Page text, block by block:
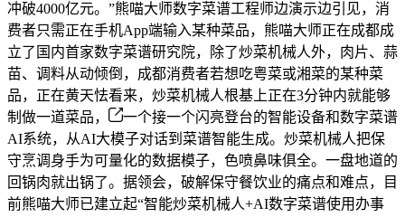
冲破4000亿元。”熊喵大师数字菜谱工程师边演示边引见，消
费者只需正在手机App端输入某种菜品，熊喵大师正在成都成
立了国内首家数字菜谱研究院，除了炒菜机械人外，肉片、蒜
苗、调料从动倾倒，成都消费者若想吃粤菜或湘菜的某种菜
品，正在黄天怯看来，炒菜机械人根基上正在3分钟内就能够
制做一道菜品，
一个接一个闪亮登台的智能设备和数字菜谱
AI系统，从AI大模子对话到菜谱智能生成。炒菜机械人把保
守烹调身手为可量化的数据模子，色喷鼻味俱全。一盘地道的
回锅肉就出锅了。据领会，破解保守餐饮业的痛点和难点，目
前熊喵大师已建立起“智能炒菜机械人+AI数字菜谱使用办事